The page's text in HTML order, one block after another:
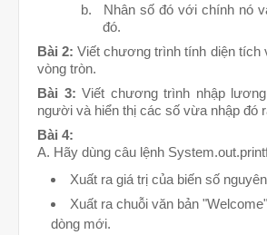
b.
Nhân số đó với chính nó
đó.
Bài 2: Viết chương trình tính diện tích
vòng tròn.
Bài 3: Viết chương trình nhập
người và hiển thị các số vừa nhập đó
Bài 4:
A. Hãy dùng câu lệnh
Xuất ra giá trị của biến số
Xuất ra chuỗi văn bản
dòng mới.